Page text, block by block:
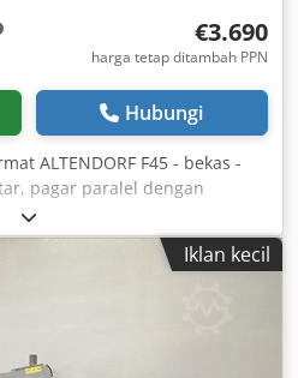
€3.690
harga tetap ditambah PPN
Hubungi
ALTENDORF F45 - bekas -
pagar paralel dengan
Nv I Us Agmoa meja ekstensi,
anodised, pelebaran meja
sudut & mitre, penutup
----- Data Teknis -----
gerobak : 2.500 mm,
mata gergaji: 450
port ekstraksi: 80 / 120 mm
Iklan kecil